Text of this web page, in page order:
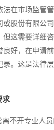
法在市场监管
股份有限公
但这需要详细
良好，在申请
录。这是法律
求
不开专业人员